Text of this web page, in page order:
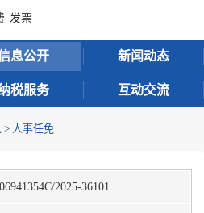
发票
息公开 新闻动态
税服务 互动交流
> 人事任免
2025-36101